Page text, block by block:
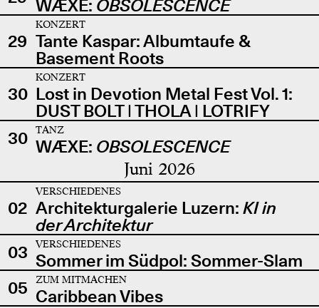
WÆXE: OBSOLESCENCE
29
KONZERT
Tante Kaspar: Albumtaufe &
Basement Roots
30
KONZERT
Lost in Devotion Metal Fest Vol. 1:
DUST BOLT | THOLA | LOTRIFY
30
TANZ
WÆXE: OBSOLESCENCE
Juni 2026
02
VERSCHIEDENES
Architekturgalerie Luzern: KI in
der Architektur
03
VERSCHIEDENES
Sommer im Südpol: Sommer-Slam
05
ZUM MITMACHEN
Caribbean Vibes